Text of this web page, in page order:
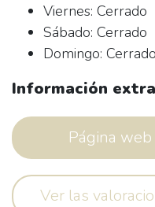
Viernes: Cerrado
Sábado: Cerrado
Domingo: Cerrado
Información
Página web
Ver las